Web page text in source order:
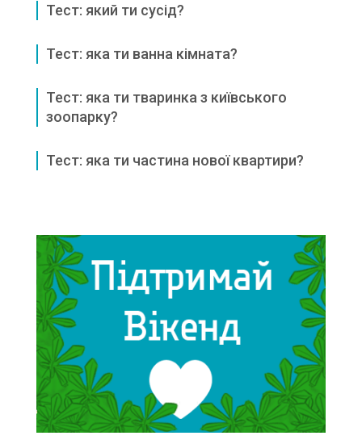
Тест: який ти сусід?
Тест: яка ти ванна кімната?
Тест: яка ти тваринка з київського
зоопарку?
Тест: яка ти частина нової квартири?